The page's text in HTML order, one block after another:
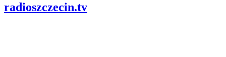
radioszczecin.tv